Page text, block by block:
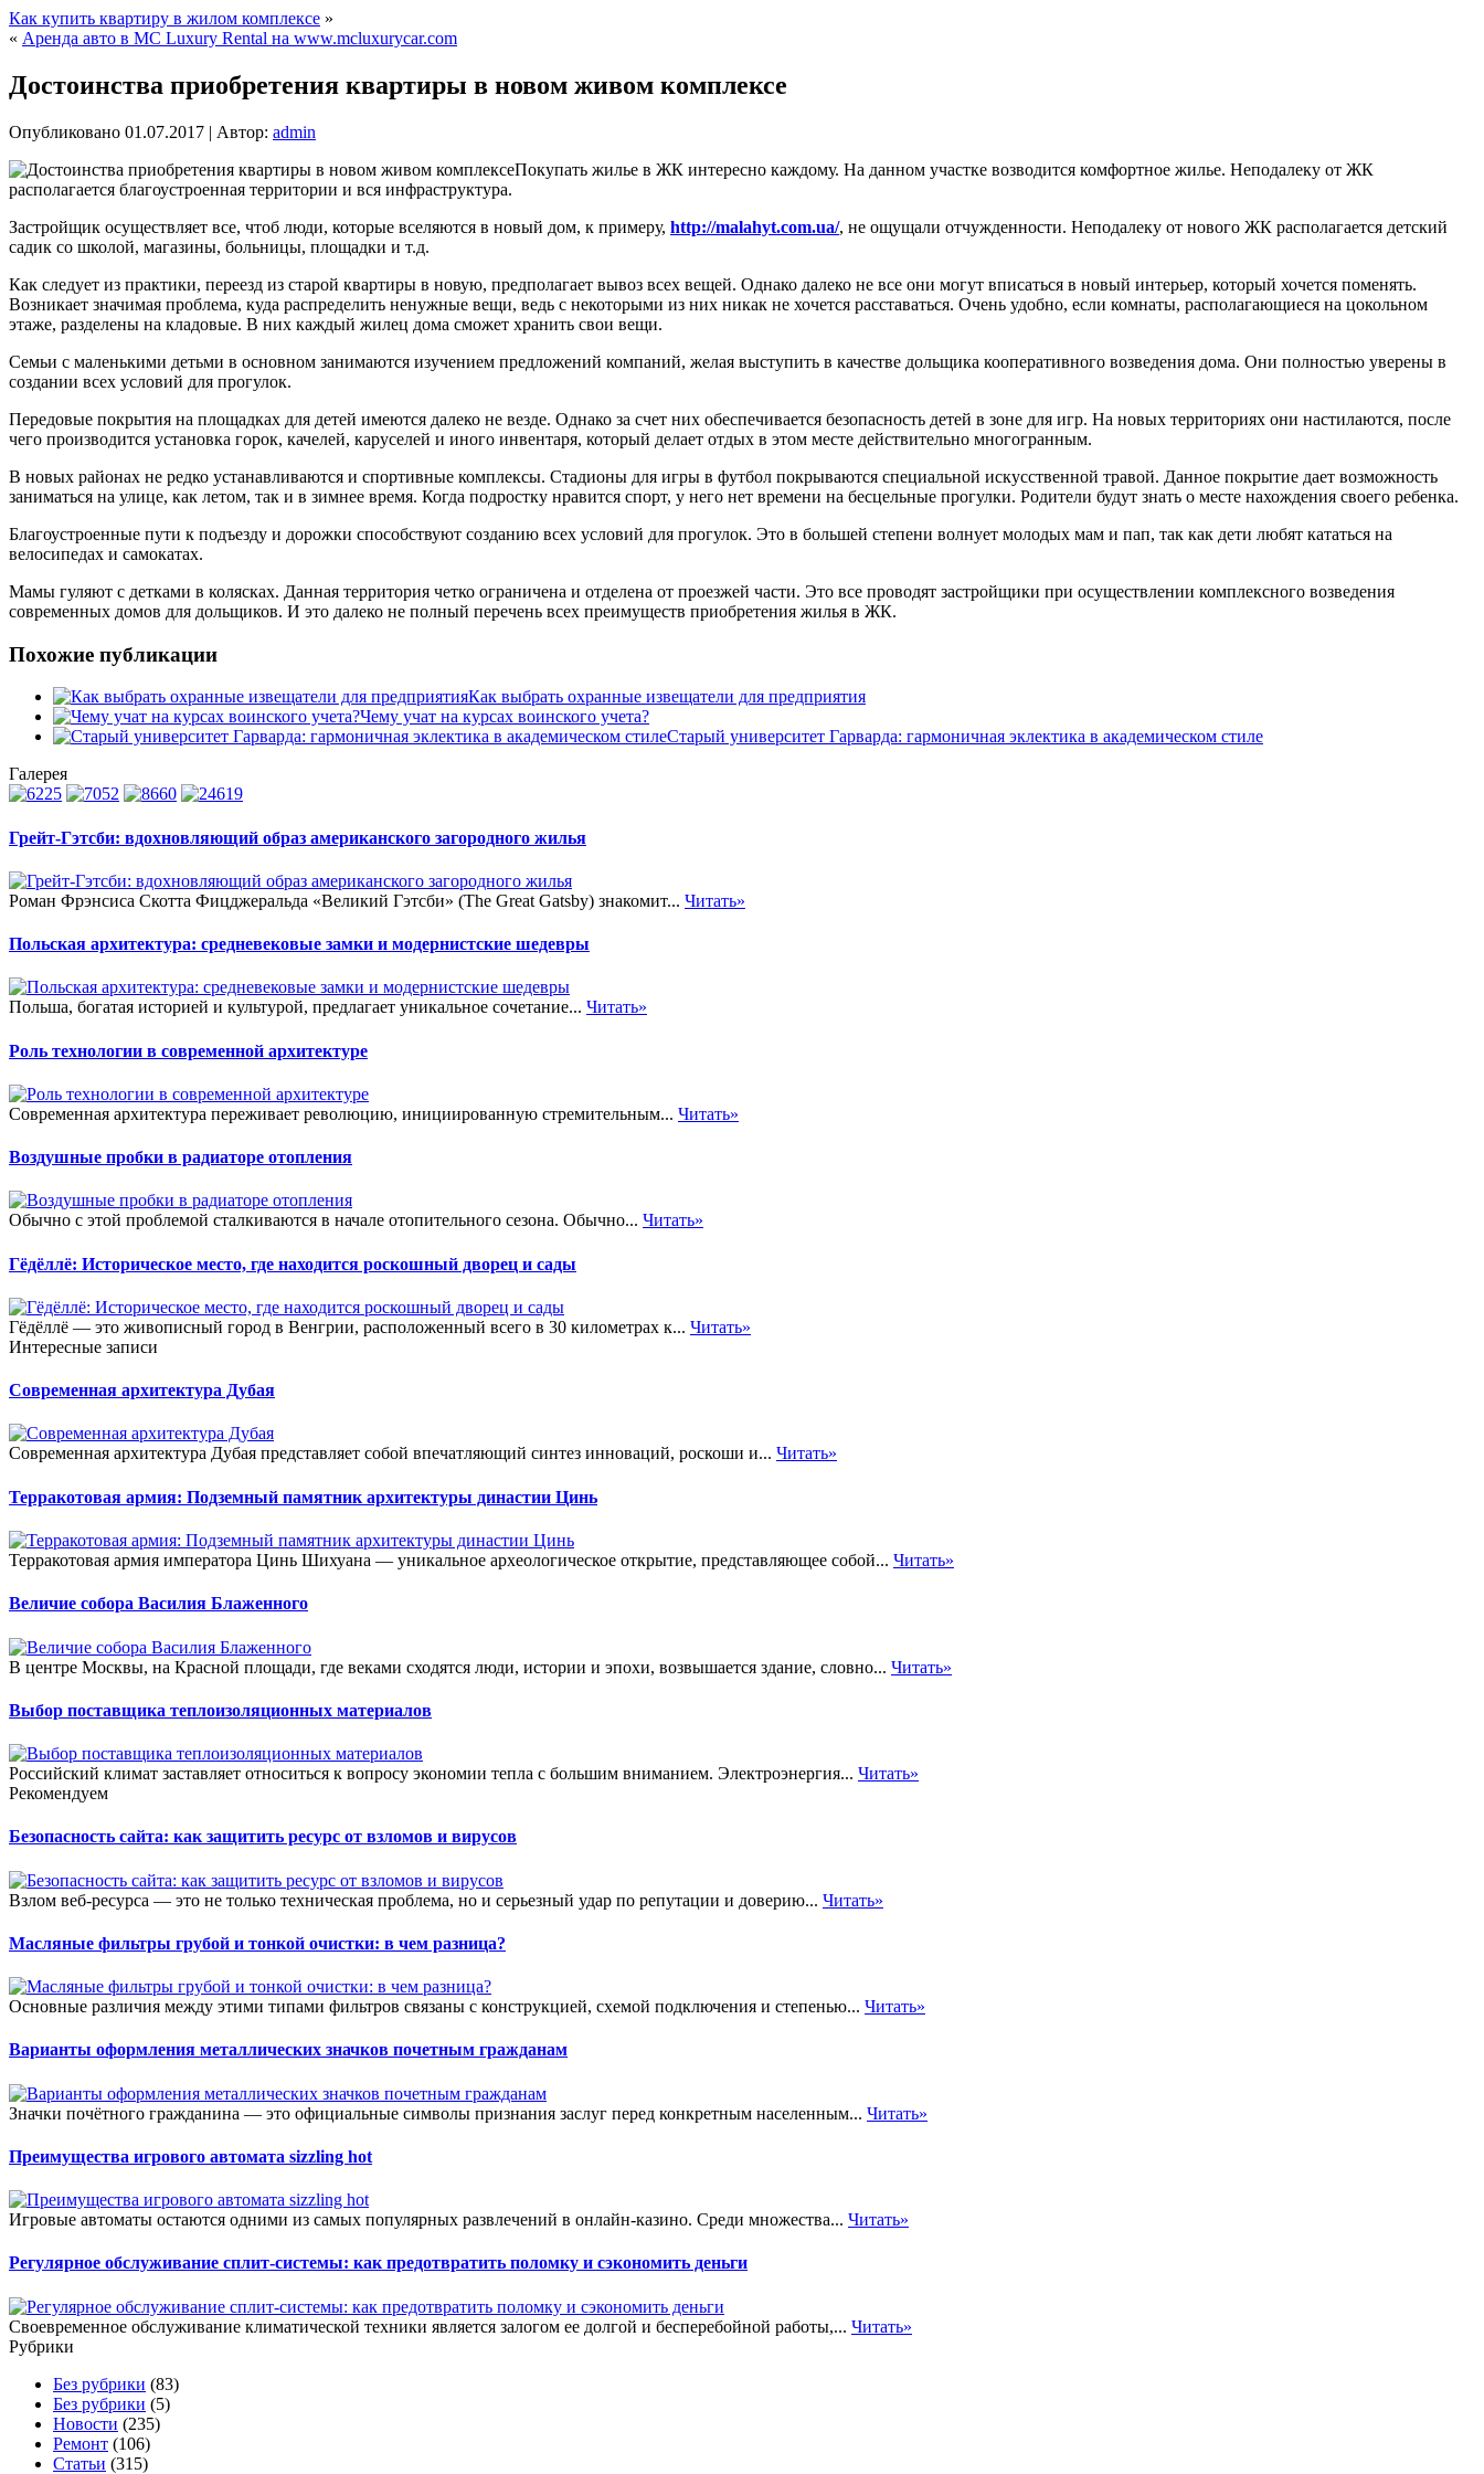
Как купить квартиру в жилом комплексе »
« Аренда авто в MC Luxury Rental на www.mcluxurycar.com
Достоинства приобретения квартиры в новом живом комплексе
Опубликовано 01.07.2017 | Автор: admin
Покупать жилье в ЖК интересно каждому. На данном участке возводится комфортное жилье. Неподалеку от ЖК
располагается благоустроенная территории и вся инфраструктура.
Застройщик осуществляет все, чтоб люди, которые вселяются в новый дом, к примеру, http://malahyt.com.ua/, не ощущали отчужденности. Неподалеку от нового ЖК располагается детский
садик со школой, магазины, больницы, площадки и т.д.
Как следует из практики, переезд из старой квартиры в новую, предполагает вывоз всех вещей. Однако далеко не все они могут вписаться в новый интерьер, который хочется поменять.
Возникает значимая проблема, куда распределить ненужные вещи, ведь с некоторыми из них никак не хочется расставаться. Очень удобно, если комнаты, располагающиеся на цокольном
этаже, разделены на кладовые. В них каждый жилец дома сможет хранить свои вещи.
Семьи с маленькими детьми в основном занимаются изучением предложений компаний, желая выступить в качестве дольщика кооперативного возведения дома. Они полностью уверены в
создании всех условий для прогулок.
Передовые покрытия на площадках для детей имеются далеко не везде. Однако за счет них обеспечивается безопасность детей в зоне для игр. На новых территориях они настилаются, после
чего производится установка горок, качелей, каруселей и иного инвентаря, который делает отдых в этом месте действительно многогранным.
В новых районах не редко устанавливаются и спортивные комплексы. Стадионы для игры в футбол покрываются специальной искусственной травой. Данное покрытие дает возможность
заниматься на улице, как летом, так и в зимнее время. Когда подростку нравится спорт, у него нет времени на бесцельные прогулки. Родители будут знать о месте нахождения своего ребенка.
Благоустроенные пути к подъезду и дорожки способствуют созданию всех условий для прогулок. Это в большей степени волнует молодых мам и пап, так как дети любят кататься на
велосипедах и самокатах.
Мамы гуляют с детками в колясках. Данная территория четко ограничена и отделена от проезжей части. Это все проводят застройщики при осуществлении комплексного возведения
современных домов для дольщиков. И это далеко не полный перечень всех преимуществ приобретения жилья в ЖК.
Похожие публикации
Как выбрать охранные извещатели для предприятия
Чему учат на курсах воинского учета?
Старый университет Гарварда: гармоничная эклектика в академическом стиле
Галерея
Грейт-Гэтсби: вдохновляющий образ американского загородного жилья
Роман Фрэнсиса Скотта Фицджеральда «Великий Гэтсби» (The Great Gatsby) знакомит... Читать»
Польская архитектура: средневековые замки и модернистские шедевры
Польша, богатая историей и культурой, предлагает уникальное сочетание... Читать»
Роль технологии в современной архитектуре
Современная архитектура переживает революцию, инициированную стремительным... Читать»
Воздушные пробки в радиаторе отопления
Обычно с этой проблемой сталкиваются в начале отопительного сезона. Обычно... Читать»
Гёдёллё: Историческое место, где находится роскошный дворец и сады
Гёдёллё — это живописный город в Венгрии, расположенный всего в 30 километрах к... Читать»
Интересные записи
Современная архитектура Дубая
Современная архитектура Дубая представляет собой впечатляющий синтез инноваций, роскоши и... Читать»
Терракотовая армия: Подземный памятник архитектуры династии Цинь
Терракотовая армия императора Цинь Шихуана — уникальное археологическое открытие, представляющее собой... Читать»
Величие собора Василия Блаженного
В центре Москвы, на Красной площади, где веками сходятся люди, истории и эпохи, возвышается здание, словно... Читать»
Выбор поставщика теплоизоляционных материалов
Российский климат заставляет относиться к вопросу экономии тепла с большим вниманием. Электроэнергия... Читать»
Рекомендуем
Безопасность сайта: как защитить ресурс от взломов и вирусов
Взлом веб-ресурса — это не только техническая проблема, но и серьезный удар по репутации и доверию... Читать»
Масляные фильтры грубой и тонкой очистки: в чем разница?
Основные различия между этими типами фильтров связаны с конструкцией, схемой подключения и степенью... Читать»
Варианты оформления металлических значков почетным гражданам
Значки почётного гражданина — это официальные символы признания заслуг перед конкретным населенным... Читать»
Преимущества игрового автомата sizzling hot
Игровые автоматы остаются одними из самых популярных развлечений в онлайн-казино. Среди множества... Читать»
Регулярное обслуживание сплит-системы: как предотвратить поломку и сэкономить деньги
Своевременное обслуживание климатической техники является залогом ее долгой и бесперебойной работы,... Читать»
Рубрики
Без рубрики (83)
Без рубрики (5)
Новости (235)
Ремонт (106)
Статьи (315)